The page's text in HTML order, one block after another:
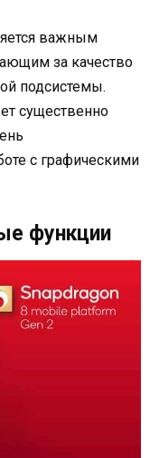
важным
за качество
подсистемы.
существенно
с графическими
функции